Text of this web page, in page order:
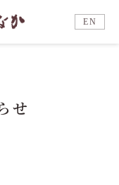
EN
せ